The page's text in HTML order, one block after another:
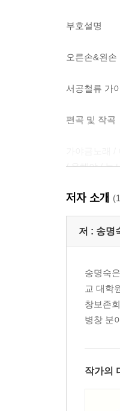
부호설명
오른손&왼손
서공철류 가
편곡 및 작곡
가야금노래
/ 옹헤야 / 눈
민요
동살풀이 /
가야금병창
채보자 프로
저자 소개
저 : 송명
송명숙
교 대학
창보존
병창 분
작가의